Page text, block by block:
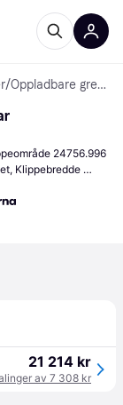
/ Oppladbare gressklippere
24756.996
Klippebredde
21 214 kr
av 7 308 kr